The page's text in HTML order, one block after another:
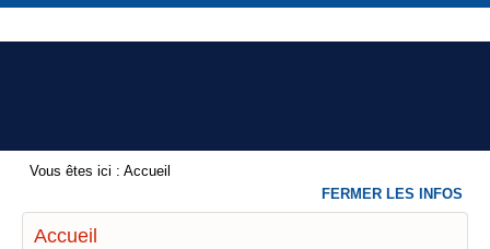
Vous êtes ici : Accueil
Accueil
FERMER LES INFOS